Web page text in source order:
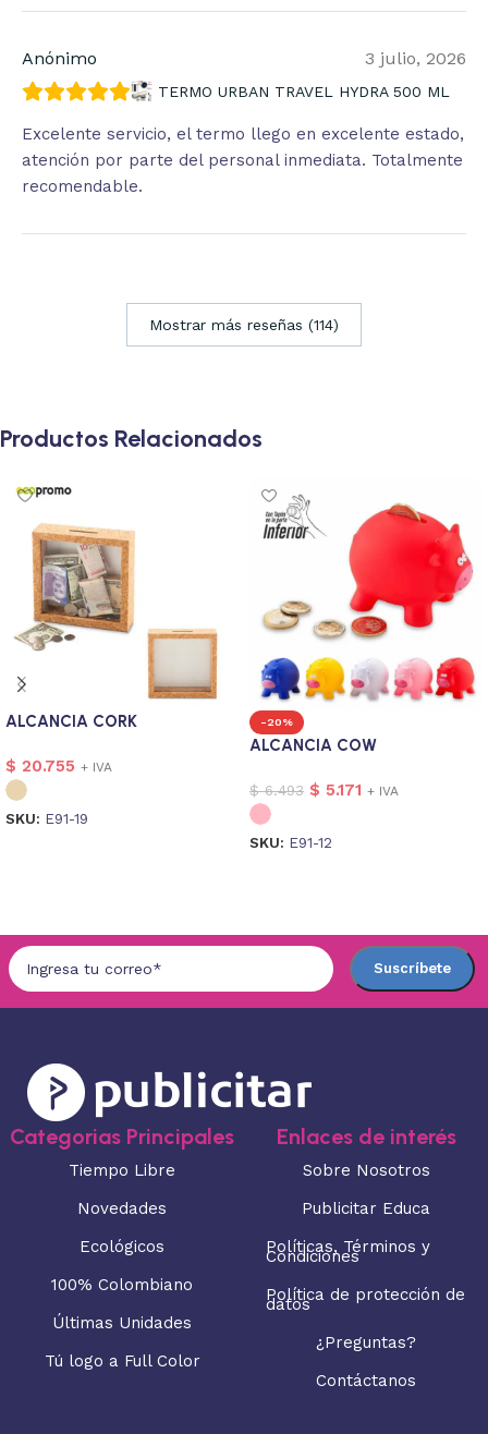
Anónimo 3 julio, 2026
TERMO URBAN TRAVEL HYDRA 500 ML
Excelente servicio, el termo llego en excelente estado,
atención por parte del personal inmediata. Totalmente
recomendable.
Mostrar más reseñas (114)
Productos Relacionados
ALCANCIA CORK
$ 20.755 + IVA
SKU: E91-19
-20%
ALCANCIA COW
$6.493 $ 5.171 + IVA
SKU: E91-12
Categorias Principales
Tiempo Libre
Novedades
Ecológicos
100% Colombiano
Últimas Unidades
Tú logo a Full Color
Enlaces de interés
Sobre Nosotros
Publicitar Educa
Políticas, Términos y
Condiciones
Política de protección de
datos
¿Preguntas?
Contáctanos